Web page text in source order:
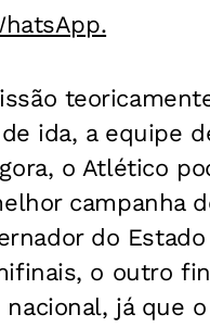
ida, a equipe
o Atlético
campanha
do
o outro
já que